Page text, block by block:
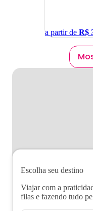
a partir de R$
Escolha seu destino
Viajar com a
filas e fazendo tudo